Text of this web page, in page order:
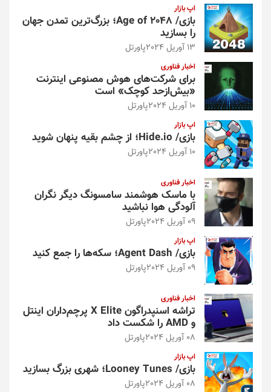
اپ بازار
بازی/ Age of 2048؛ بزرگ‌ترین تمدن جهان
را بسازید
13 آوریل 2024 پاورتل
اخبار فناوری
برای شرکت‌های هوش مصنوعی اینترنت
«بیش‌از‌حد کوچک» است
10 آوریل 2024 پاورتل
اپ بازار
بازی/ Hide.io؛ از چشم بقیه پنهان شوید
10 آوریل 2024 پاورتل
اخبار فناوری
با ماسک هوشمند سامسونگ دیگر نگران
آلودگی هوا نباشید
09 آوریل 2024 پاورتل
اپ بازار
بازی/ Agent Dash؛ سکه‌ها را جمع کنید
09 آوریل 2024 پاورتل
اخبار فناوری
تراشه اسنپدراگون X Elite پرچم‌داران اینتل
و AMD را شکست داد
08 آوریل 2024 پاورتل
اپ بازار
بازی/ Looney Tunes؛ شهری بزرگ بسازید
08 آوریل 2024 پاورتل